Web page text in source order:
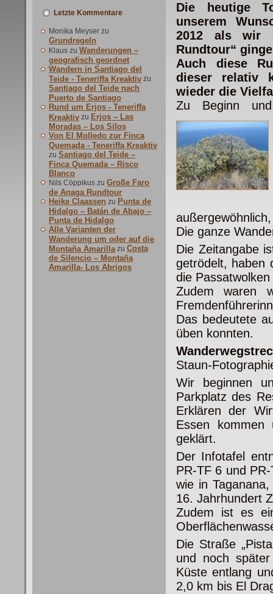
Letzte Kommentare
Monika Meyser zu
Grundregeln
Klaus zu Wanderungen –
geografisch geordnet
Wandern in Santiago del
Teide - Teneriffa Kreaktiv zu
Santiago del Teide nach
Puerto de Santiago
Rund um Erjos - Teneriffa
Kreaktiv zu Erjos – Las
Moradas – Los Silos
Von El Molledo zur Finca
Quemada - Teneriffa Kreaktiv
zu Santiago del Teide –
Finca Quemada – Risco
Blanco
Nils Cöppikus zu Große Faro
de Anaga Rundtour
Heike Claassen zu Punta de
Hidalgo – Batán de Abajo –
Punta de Hidalgo
Alle Varianten der
Wanderung um oder auf die
Montaña Amarilla zu Costa
de Silencio – Montaña
Amarilla- Los Abrigos
Die heutige
unserem
2012 als wir
Rundtour“
Auch diese
dieser relativ
wieder die
Zu Beginn
Die ganze
Die Zeitangabe
getrödelt, haben
die
Zudem waren
Das bedeutete
üben konnten.
Staun-
Wir beginnen
Parkplatz des
Erklären der
Essen kommen
geklärt.
Der Infotafel
PR-TF 6 und
wie in
16. Jahrhundert
Zudem ist es
Die Straße
und noch
Küste entlang
2,0 km bis El